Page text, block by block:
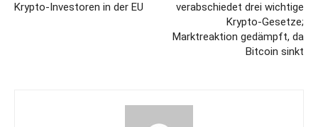
Krypto-Investoren in der EU
verabschiedet drei wichtige
Krypto-Gesetze;
Marktreaktion gedämpft, da
Bitcoin sinkt